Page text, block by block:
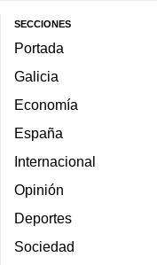
SECCIONES
Portada
Galicia
Economía
España
Internacional
Opinión
Deportes
Sociedad